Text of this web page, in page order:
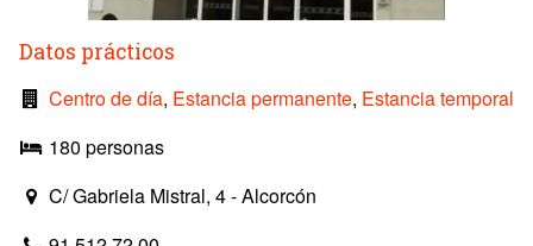
Datos prácticos
Centro de día, Estancia permanente, Estancia temporal
180 personas
C/ Gabriela Mistral, 4 - Alcorcón